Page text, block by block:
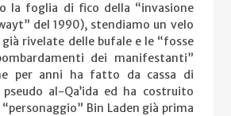
la foglia di fico della “invasione
del 1990), stendiamo un velo
rivelate delle bufale e le “fosse
dei manifestanti”
per anni ha fatto da cassa di
al-Qa’ida ed ha costruito
Bin Laden già prima